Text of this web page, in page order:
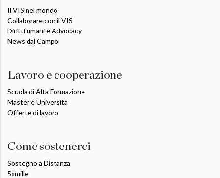
Il VIS nel mondo
Collaborare con il VIS
Diritti umani e Advocacy
News dal Campo
Lavoro e cooperazione
Scuola di Alta Formazione
Master e Università
Offerte di lavoro
Come sostenerci
Sostegno a Distanza
5xmille